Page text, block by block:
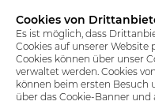
Cookies von
Es ist möglich, dass
Cookies auf unserer Website
Cookies können über unser
verwaltet werden. Cookies
können beim ersten Besuch
über das Cookie-Banner und